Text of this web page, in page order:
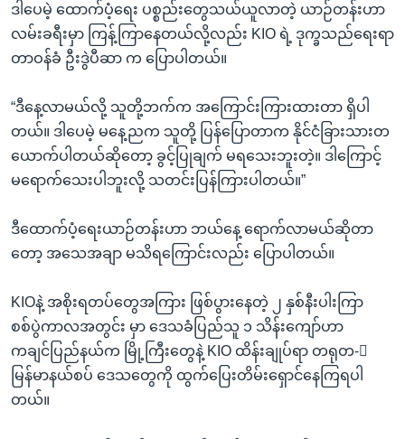
ဒါပေမဲ့ ထောက်ပံ့ရေး ပစ္စည်းတွေသယ်ယူလာတဲ့ ယာဉ်တန်းဟာ
လမ်းခရီးမှာ ကြန့်ကြာနေတယ်လို့လည်း KIO ရဲ့ ဒုက္ခသည်ရေးရာ
တာဝန်ခံ ဦးဒွဲပီဆာ က ပြောပါတယ်။
“ဒီနေ့လာမယ်လို့ သူတို့ဘက်က အကြောင်းကြားထားတာ ရှိပါ
တယ်။ ဒါပေမဲ့ မနေ့ညက သူတို့ ပြန်ပြောတာက နိုင်ငံခြားသားတ
ယောက်ပါတယ်ဆိုတော့ ခွင့်ပြုချက် မရသေးဘူးတဲ့။ ဒါကြောင့်
မရောက်သေးပါဘူးလို့ သတင်းပြန်ကြားပါတယ်။”
ဒီထောက်ပံ့ရေးယာဉ်တန်းဟာ ဘယ်နေ့ ရောက်လာမယ်ဆိုတာ
တော့ အသေအချာ မသိရကြောင်းလည်း ပြောပါတယ်။
KIOနဲ့ အစိုးရတပ်တွေအကြား ဖြစ်ပွားနေတဲ့ ၂ နှစ်နီးပါးကြာ
စစ်ပွဲကာလအတွင်း မှာ ဒေသခံပြည်သူ ၁ သိန်းကျော်ဟာ
ကချင်ပြည်နယ်က မြို့ကြီးတွေနဲ့ KIO ထိန်းချုပ်ရာ တရုတ-်
မြန်မာနယ်စပ် ဒေသတွေကို ထွက်ပြေးတိမ်းရှောင်နေကြရပါ
တယ်။